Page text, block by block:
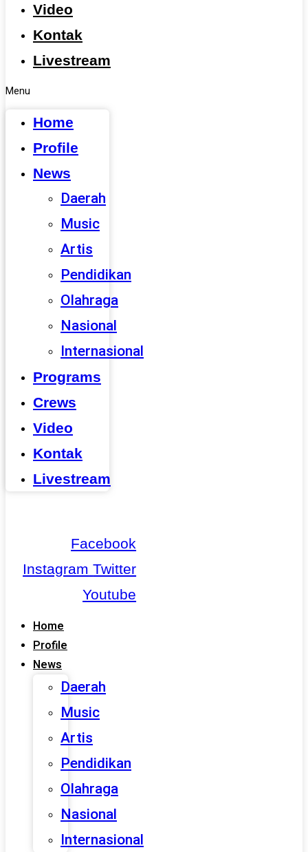
Video
Kontak
Livestream
Menu
Home
Profile
News
Daerah
Music
Artis
Pendidikan
Olahraga
Nasional
Internasional
Programs
Crews
Video
Kontak
Livestream
Facebook
Instagram Twitter
Youtube
Home
Profile
News
Daerah
Music
Artis
Pendidikan
Olahraga
Nasional
Internasional